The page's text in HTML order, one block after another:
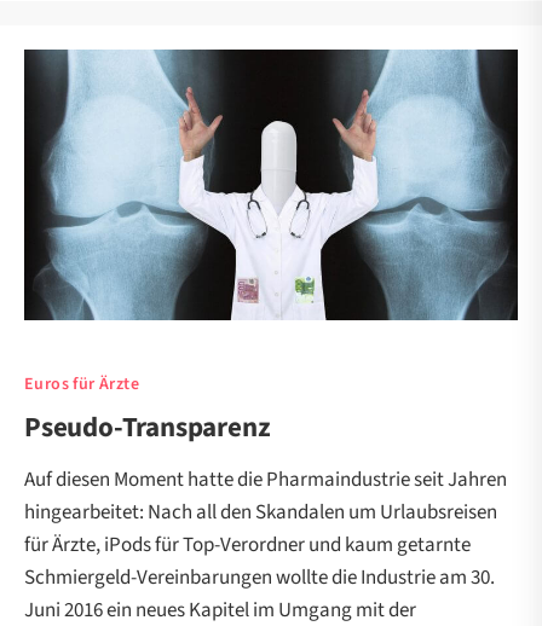
Euros für Ärzte
Pseudo-Transparenz
Auf diesen Moment hatte die Pharmaindustrie seit Jahren
hingearbeitet: Nach all den Skandalen um Urlaubsreisen
für Ärzte, iPods für Top-Verordner und kaum getarnte
Schmiergeld-Vereinbarungen wollte die Industrie am 30.
Juni 2016 ein neues Kapitel im Umgang mit der